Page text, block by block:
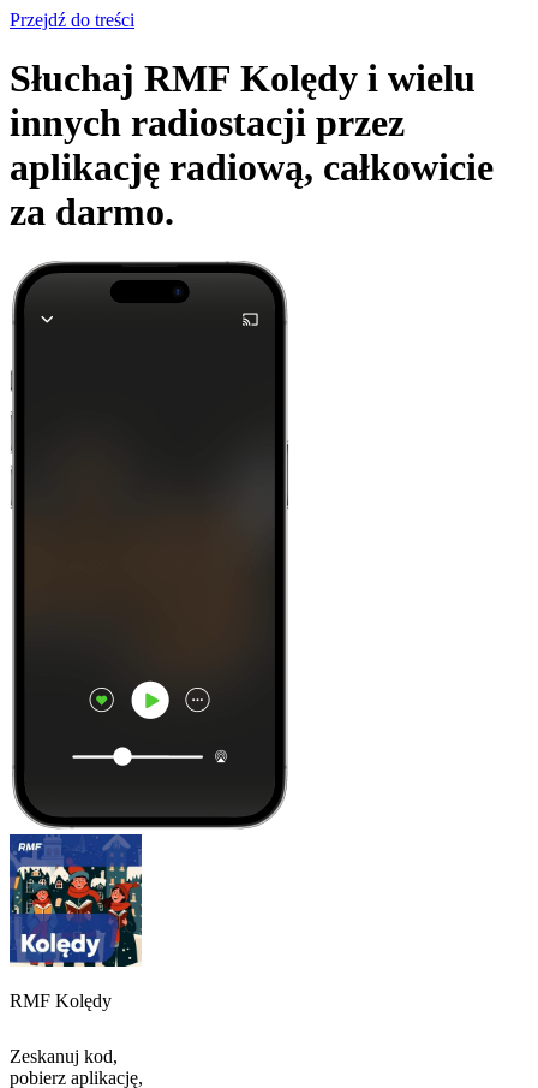
Przejdź do treści
Słuchaj RMF Kolędy i wielu
innych radiostacji przez
aplikację radiową, całkowicie
za darmo.
RMF Kolędy
Zeskanuj kod,
pobierz aplikację,